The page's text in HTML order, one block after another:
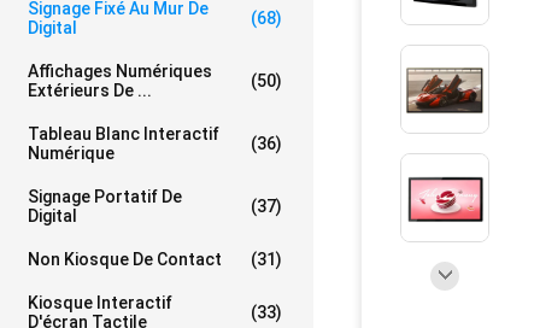
Signage Fixé Au Mur De
Digital
(68)
Affichages Numériques
Extérieurs De ...
(50)
Tableau Blanc Interactif
Numérique
(36)
Signage Portatif De
Digital
(37)
Non Kiosque De Contact (31)
Kiosque Interactif
D'écran Tactile
(33)